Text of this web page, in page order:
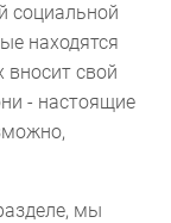
социальной
находятся
свой
- настоящие
мы